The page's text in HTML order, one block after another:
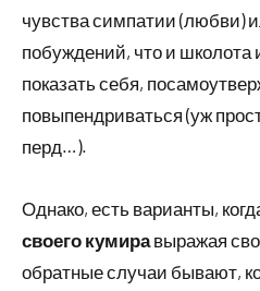
чувства симпатии (любви)
побуждений, что и
показать себя,
повыпендриваться (уж
перд…).
Однако, есть варианты,
своего кумиравыражая
обратные случаи бывают,